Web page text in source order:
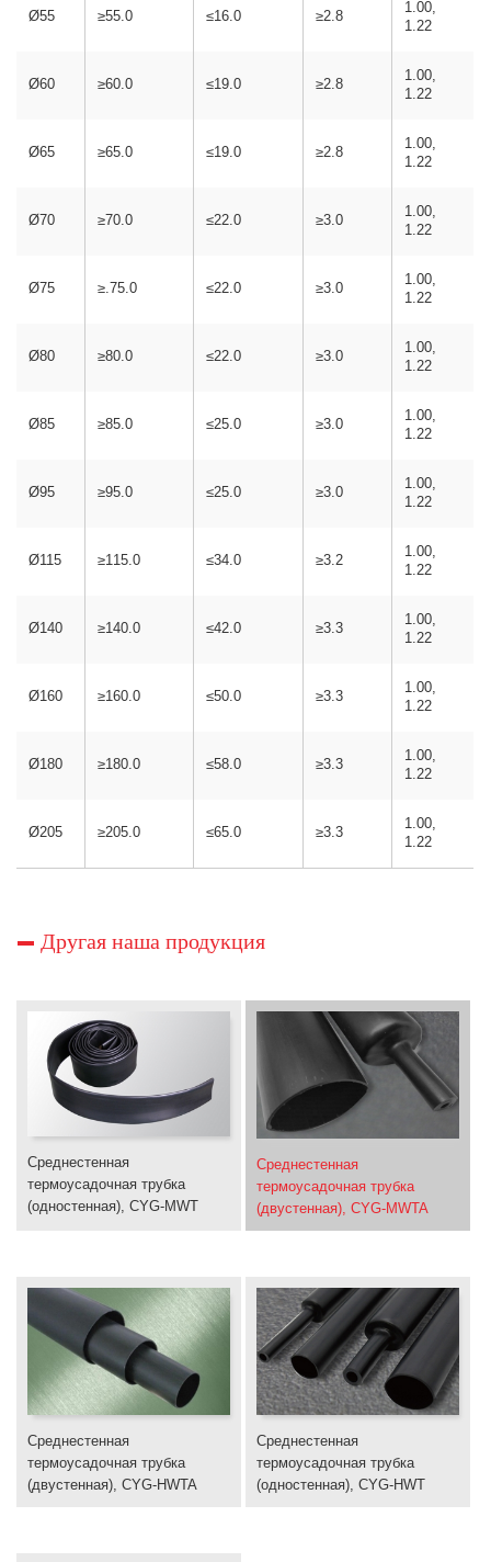
Ø55 ≥55.0 ≤16.0 ≥2.8
1.00,
1.22
Ø60 ≥60.0 ≤19.0 ≥2.8
1.00,
1.22
Ø65 ≥65.0 ≤19.0 ≥2.8
1.00,
1.22
Ø70 ≥70.0 ≤22.0 ≥3.0
1.00,
1.22
Ø75 ≥.75.0 ≤22.0 ≥3.0
1.00,
1.22
Ø80 ≥80.0 ≤22.0 ≥3.0
1.00,
1.22
Ø85 ≥85.0 ≤25.0 ≥3.0
1.00,
1.22
Ø95 ≥95.0 ≤25.0 ≥3.0
1.00,
1.22
Ø115 ≥115.0 ≤34.0 ≥3.2
1.00,
1.22
Ø140 ≥140.0 ≤42.0 ≥3.3
1.00,
1.22
Ø160 ≥160.0 ≤50.0 ≥3.3
1.00,
1.22
Ø180 ≥180.0 ≤58.0 ≥3.3
1.00,
1.22
Ø205 ≥205.0 ≤65.0 ≥3.3
1.00,
1.22
Другая наша продукция
Среднестенная
термоусадочная трубка
(одностенная), CYG-MWT
Среднестенная
термоусадочная трубка
(двустенная), CYG-MWTA
Среднестенная
термоусадочная трубка
(двустенная), CYG-HWTA
Среднестенная
термоусадочная трубка
(одностенная), CYG-HWT